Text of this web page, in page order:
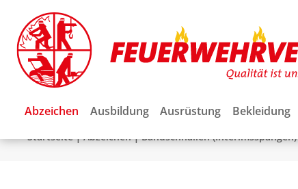
Abzeichen Ausbildung Ausrüstung Bekleidung
Startseite|Abzeichen|Bandschnallen (Interimsspangen)